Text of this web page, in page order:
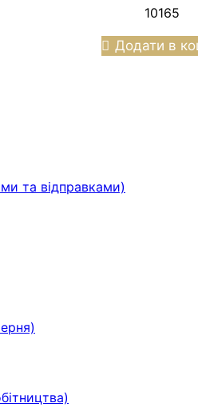
10165
Додати в
та відправками)